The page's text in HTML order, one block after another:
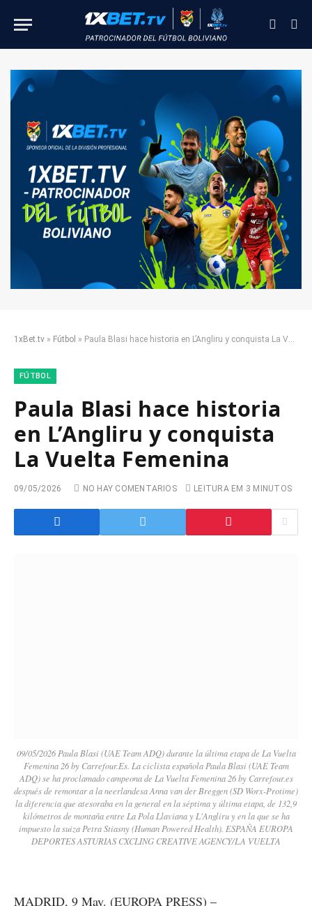
1xBet.tv » Fútbol » Paula Blasi hace historia en L’Angliru y conquista La Vuelta Femenina
FÚTBOL
Paula Blasi hace historia
en L’Angliru y conquista
La Vuelta Femenina
09/05/2026 NO HAY COMENTARIOS LEITURA EM 3 MINUTOS
09/05/2026 Paula Blasi (UAE Team ADQ) durante la última etapa de La Vuelta
Femenina 26 by Carrefour.Es. La ciclista española Paula Blasi (UAE Team
ADQ) se ha proclamado campeona de La Vuelta Femenina 26 by Carrefour.es
después de remontar a la neerlandesa Anna van der Breggen (SD Worx-Protime)
la diferencia que atesoraba en la general en la séptima y última etapa, de 132,9
kilómetros de montaña entre La Pola Llaviana y L'Angliru y en la que se ha
impuesto la suiza Petra Stiasny (Human Powered Health). ESPAÑA EUROPA
DEPORTES ASTURIAS CXCLING CREATIVE AGENCY/LA VUELTA
MADRID, 9 May. (EUROPA PRESS) –